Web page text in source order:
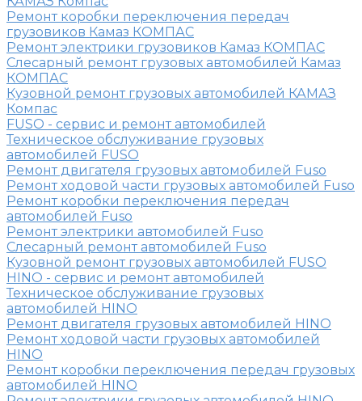
Ремонт коробки переключения передач
грузовиков Камаз КОМПАС
Ремонт электрики грузовиков Камаз КОМПАС
Слесарный ремонт грузовых автомобилей Камаз
КОМПАС
Кузовной ремонт грузовых автомобилей КАМАЗ
Компас
FUSO - сервис и ремонт автомобилей
Техническое обслуживание грузовых
автомобилей FUSO
Ремонт двигателя грузовых автомобилей Fuso
Ремонт ходовой части грузовых автомобилей Fuso
Ремонт коробки переключения передач
автомобилей Fuso
Ремонт электрики автомобилей Fuso
Слесарный ремонт автомобилей Fuso
Кузовной ремонт грузовых автомобилей FUSO
HINO - сервис и ремонт автомобилей
Техническое обслуживание грузовых
автомобилей HINO
Ремонт двигателя грузовых автомобилей HINO
Ремонт ходовой части грузовых автомобилей
HINO
Ремонт коробки переключения передач грузовых
автомобилей HINO